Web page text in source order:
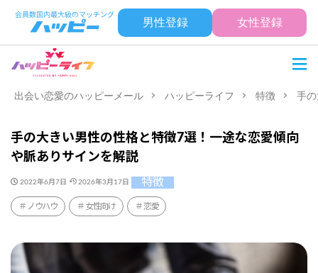
男性登録 女性登録
出会い恋愛のハッピーメール ハッピーライフ 特徴 手
手の大きい男性の性格と特徴7選！一途な恋愛傾向
や脈ありサインを解説
2022年6月7日 2026年3月17日 特徴
ノウハウ 女性向け 恋愛